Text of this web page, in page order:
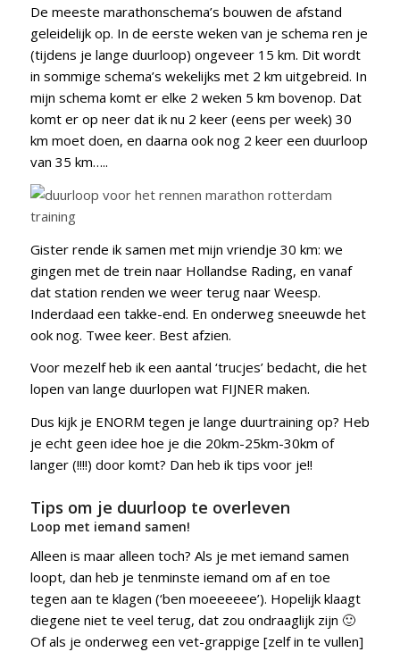
De meeste marathonschema’s bouwen de afstand
geleidelijk op. In de eerste weken van je schema ren je
(tijdens je lange duurloop) ongeveer 15 km. Dit wordt
in sommige schema’s wekelijks met 2 km uitgebreid. In
mijn schema komt er elke 2 weken 5 km bovenop. Dat
komt er op neer dat ik nu 2 keer (eens per week) 30
km moet doen, en daarna ook nog 2 keer een duurloop
van 35 km…..
Gister rende ik samen met mijn vriendje 30 km: we
gingen met de trein naar Hollandse Rading, en vanaf
dat station renden we weer terug naar Weesp.
Inderdaad een takke-end. En onderweg sneeuwde het
ook nog. Twee keer. Best afzien.
Voor mezelf heb ik een aantal ‘trucjes’ bedacht, die het
lopen van lange duurlopen wat FIJNER maken.
Dus kijk je ENORM tegen je lange duurtraining op? Heb
je echt geen idee hoe je die 20km-25km-30km of
langer (!!!!) door komt? Dan heb ik tips voor je!!
Tips om je duurloop te overleven
Loop met iemand samen!
Alleen is maar alleen toch? Als je met iemand samen
loopt, dan heb je tenminste iemand om af en toe
tegen aan te klagen (‘ben moeeeeee’). Hopelijk klaagt
diegene niet te veel terug, dat zou ondraaglijk zijn 🙂
Of als je onderweg een vet-grappige [zelf in te vullen]